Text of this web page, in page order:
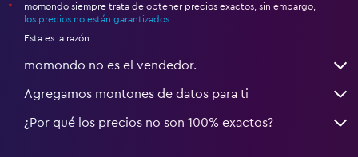
*
momondo siempre trata de obtener precios exactos, sin embargo,
los precios no están garantizados
Esta es la razón:
momondo no es el vendedor.
Agregamos montones de datos para ti
¿Por qué los precios no son 100% exactos?